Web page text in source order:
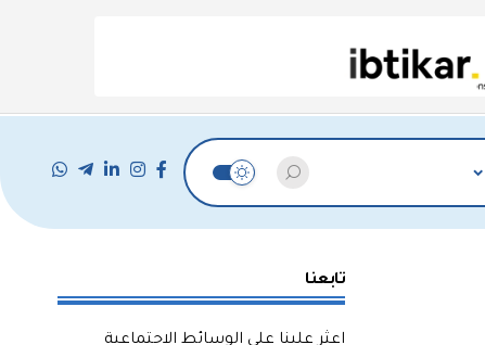
تابعنا
اعثر علينا على الوسائط الاجتماعية